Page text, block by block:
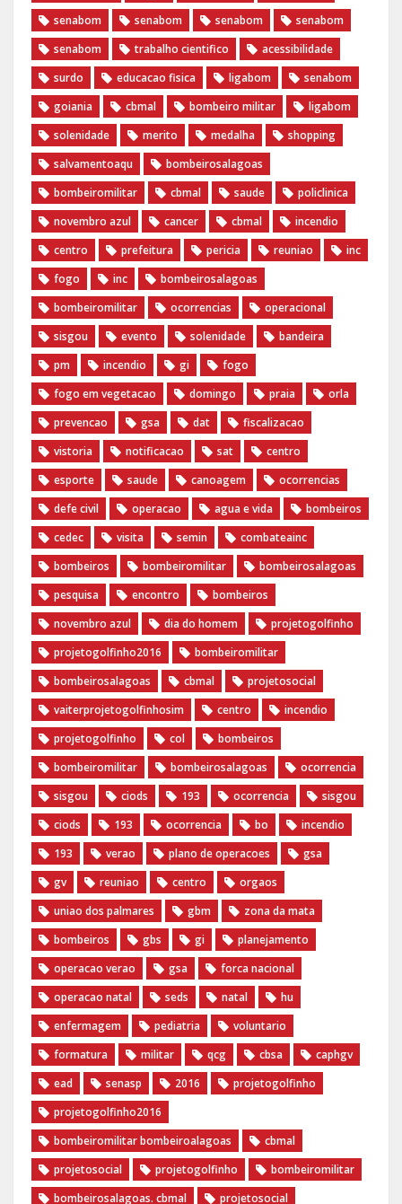
senabom
senabom senabom
senabom
senabom
trabalho cientifico
acessibilidade
surdo
educacao fisica ligabom
senabom
goiania
cbmal bombeiro militar
ligabom
solenidade
merito medalha
shopping
salvamentoaqu
bombeirosalagoas
bombeiromilitar
cbmal saude
policlinica
novembro azul
cancer cbmal
incendio
centro
prefeitura pericia reuniao
inc
fogo
inc
bombeirosalagoas
bombeiromilitar
ocorrencias
operacional
sisgou
evento solenidade
bandeira
pm
incendio gi
fogo
fogo em vegetacao
domingo praia
orla
prevencao
gsa dat
fiscalizacao
vistoria
notificacao sat
centro
esporte
saude canoagem
ocorrencias
defe civil
operacao agua e vida
bombeiros
cedec
visita semin
combateainc
bombeiros
bombeiromilitar
bombeirosalagoas
pesquisa
encontro
bombeiros
novembro azul
dia do homem
‪projetogolfinho‬
‎projetogolfinho2016
‎bombeiromilitar‬
‎bombeirosalagoas‬
‎cbmal‬
‎projetosocial‬‪
vaiterprojetogolfinhosim‬
centro
incendio
projetogolfinho
col
bombeiros
bombeiromilitar
bombeirosalagoas
ocorrencia
sisgou
ciods 193 ocorrencia
sisgou
ciods
193 ocorrencia bo
incendio
193
verao plano de operacoes
gsa
gv
reuniao centro
orgaos
uniao dos palmares
gbm
zona da mata
bombeiros
gbs gi
planejamento
operacao verao
gsa
forca nacional
operacao natal
seds natal
hu
enfermagem
pediatria
voluntario
formatura
militar qcg cbsa
caphgv
ead
senasp 2016
projetogolfinho
projetogolfinho2016
bombeiromilitar bombeiroalagoas
cbmal
projetosocial
projetogolfinho
bombeiromilitar
bombeirosalagoas. cbmal
projetosocial